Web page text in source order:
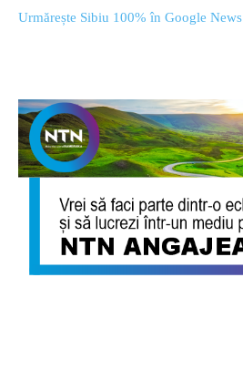
Urmărește Sibiu 100% în Google News